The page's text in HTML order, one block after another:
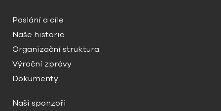
Poslání a cíle
Naše historie
Organizační struktura
Výroční zprávy
Dokumenty
Naši sponzoři